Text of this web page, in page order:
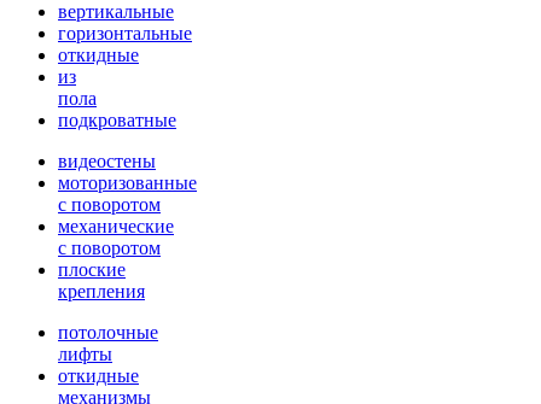
вертикальные
горизонтальные
откидные
из
пола
подкроватные
видеостены
моторизованные
с поворотом
механические
с поворотом
плоские
крепления
потолочные
лифты
откидные
механизмы